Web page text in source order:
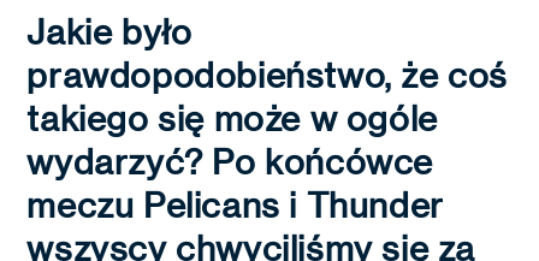
Jakie było
prawdopodobieństwo, że coś
takiego się może w ogóle
wydarzyć? Po końcówce
meczu Pelicans i Thunder
wszyscy chwyciliśmy się za